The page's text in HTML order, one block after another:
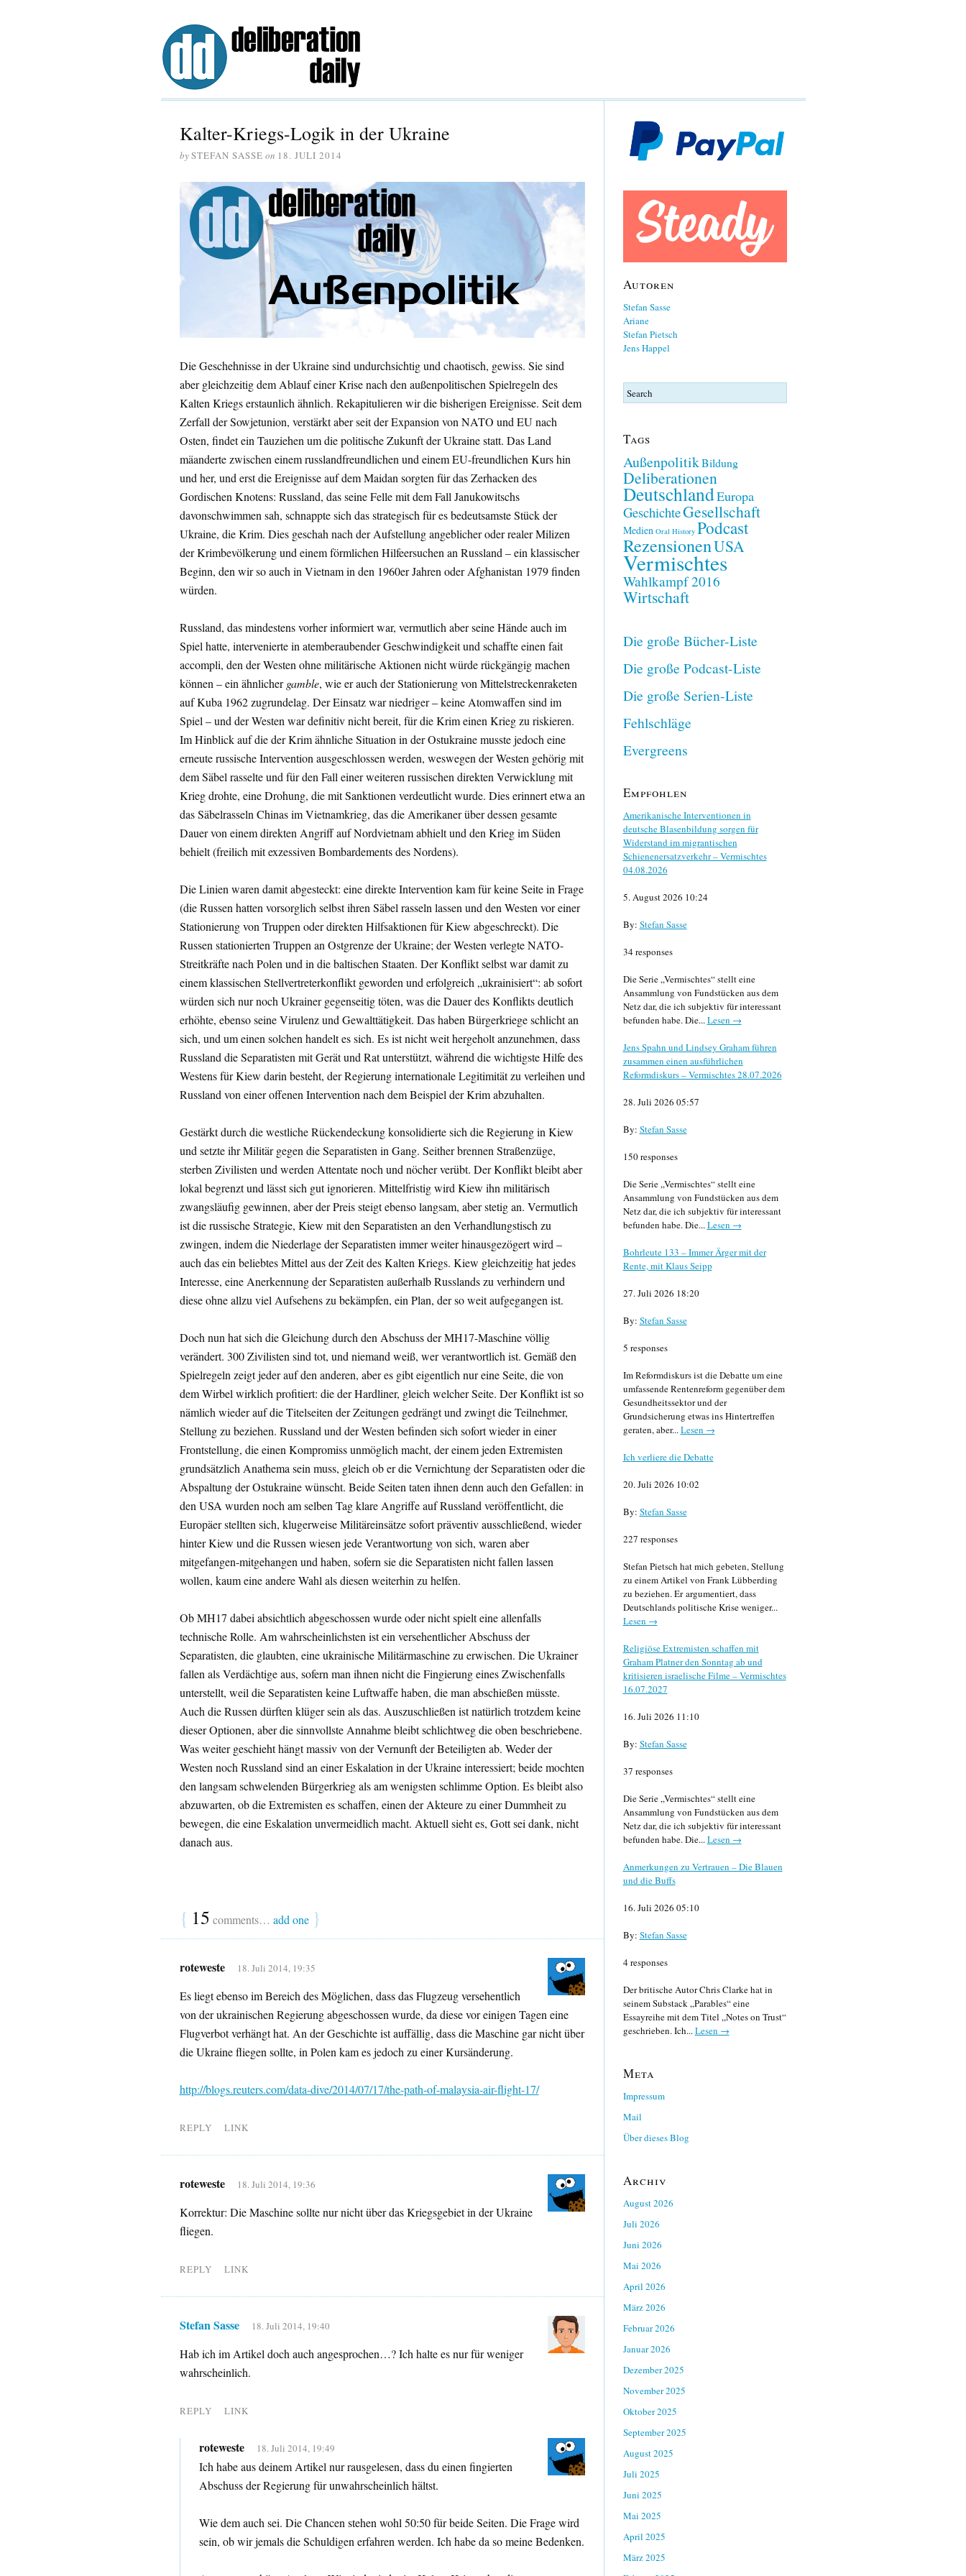
Kalter-Kriegs-Logik in der Ukraine
bySTEFAN SASSE on 18. JULI 2014
Die Geschehnisse in der Ukraine sind undurchsichtig und chaotisch, gewiss. Sie sind
aber gleichzeitig dem Ablauf einer Krise nach den außenpolitischen Spielregeln des
Kalten Kriegs erstaunlich ähnlich. Rekapitulieren wir die bisherigen Ereignisse. Seit dem
Zerfall der Sowjetunion, verstärkt aber seit der Expansion von NATO und EU nach
Osten, findet ein Tauziehen um die politische Zukunft der Ukraine statt. Das Land
mäanderte zwischen einem russlandfreundlichen und einem EU-freundlichen Kurs hin
und her, und erst die Ereignisse auf dem Maidan sorgten für das Zerhacken des
Gordischen Knotens: Russland, das seine Felle mit dem Fall Janukowitschs
davonschwimmen sah, schnappte sich das strategisch für es bedeutsamste Stück der
Ukraine, die Krim. Dies geschah nach der Aufstellung angeblicher oder realer Milizen
der Krimbevölkerung und einem förmlichen Hilfeersuchen an Russland – ein klassischer
Beginn, den wir so auch in Vietnam in den 1960er Jahren oder Afghanistan 1979 finden
würden.
Russland, das mindestens vorher informiert war, vermutlich aber seine Hände auch im
Spiel hatte, intervenierte in atemberaubender Geschwindigkeit und schaffte einen fait
accompli, den der Westen ohne militärische Aktionen nicht würde rückgängig machen
können – ein ähnlichergamble, wie er auch der Stationierung von Mittelstreckenraketen
auf Kuba 1962 zugrundelag. Der Einsatz war niedriger – keine Atomwaffen sind im
Spiel – und der Westen war definitiv nicht bereit, für die Krim einen Krieg zu riskieren.
Im Hinblick auf die der Krim ähnliche Situation in der Ostukraine musste jedoch eine
erneute russische Intervention ausgeschlossen werden, weswegen der Westen gehörig mit
dem Säbel rasselte und für den Fall einer weiteren russischen direkten Verwicklung mit
Krieg drohte, eine Drohung, die mit Sanktionen verdeutlicht wurde. Dies erinnert etwa an
das Säbelrasseln Chinas im Vietnamkrieg, das die Amerikaner über dessen gesamte
Dauer von einem direkten Angriff auf Nordvietnam abhielt und den Krieg im Süden
behielt (freilich mit exzessiven Bombardements des Nordens).
Die Linien waren damit abgesteckt: eine direkte Intervention kam für keine Seite in Frage
(die Russen hatten vorsorglich selbst ihren Säbel rasseln lassen und den Westen vor einer
Stationierung von Truppen oder direkten Hilfsaktionen für Kiew abgeschreckt). Die
Russen stationierten Truppen an Ostgrenze der Ukraine; der Westen verlegte NATO-
Streitkräfte nach Polen und in die baltischen Staaten. Der Konflikt selbst war damit zu
einem klassischen Stellvertreterkonflikt geworden und erfolgreich „ukrainisiert“: ab sofort
würden sich nur noch Ukrainer gegenseitig töten, was die Dauer des Konflikts deutlich
erhöhte, ebenso seine Virulenz und Gewalttätigkeit. Das haben Bürgerkriege schlicht an
sich, und um einen solchen handelt es sich. Es ist nicht weit hergeholt anzunehmen, dass
Russland die Separatisten mit Gerät und Rat unterstützt, während die wichtigste Hilfe des
Westens für Kiew darin besteht, der Regierung internationale Legitimität zu verleihen und
Russland von einer offenen Intervention nach dem Beispiel der Krim abzuhalten.
Gestärkt durch die westliche Rückendeckung konsolidierte sich die Regierung in Kiew
und setzte ihr Militär gegen die Separatisten in Gang. Seither brennen Straßenzüge,
sterben Zivilisten und werden Attentate noch und nöcher verübt. Der Konflikt bleibt aber
lokal begrenzt und lässt sich gut ignorieren. Mittelfristig wird Kiew ihn militärisch
zwangsläufig gewinnen, aber der Preis steigt ebenso langsam, aber stetig an. Vermutlich
ist die russische Strategie, Kiew mit den Separatisten an den Verhandlungstisch zu
zwingen, indem die Niederlage der Separatisten immer weiter hinausgezögert wird –
auch das ein beliebtes Mittel aus der Zeit des Kalten Kriegs. Kiew gleichzeitig hat jedes
Interesse, eine Anerkennung der Separatisten außerhalb Russlands zu verhindern und
diese ohne allzu viel Aufsehens zu bekämpfen, ein Plan, der so weit aufgegangen ist.
Doch nun hat sich die Gleichung durch den Abschuss der MH17-Maschine völlig
verändert. 300 Zivilisten sind tot, und niemand weiß, wer verantwortlich ist. Gemäß den
Spielregeln zeigt jeder auf den anderen, aber es gibt eigentlich nur eine Seite, die von
dem Wirbel wirklich profitiert: die der Hardliner, gleich welcher Seite. Der Konflikt ist so
nämlich wieder auf die Titelseiten der Zeitungen gedrängt und zwingt die Teilnehmer,
Stellung zu beziehen. Russland und der Westen befinden sich sofort wieder in einer
Frontstellung, die einen Kompromiss unmöglich macht, der einem jeden Extremisten
grundsätzlich Anathema sein muss, gleich ob er die Vernichtung der Separatisten oder die
Abspaltung der Ostukraine wünscht. Beide Seiten taten ihnen denn auch den Gefallen: in
den USA wurden noch am selben Tag klare Angriffe auf Russland veröffentlicht, die
Europäer stellten sich, klugerweise Militäreinsätze sofort präventiv ausschließend, wieder
hinter Kiew und die Russen wiesen jede Verantwortung von sich, waren aber
mitgefangen-mitgehangen und haben, sofern sie die Separatisten nicht fallen lassen
wollen, kaum eine andere Wahl als diesen weiterhin zu helfen.
Ob MH17 dabei absichtlich abgeschossen wurde oder nicht spielt eine allenfalls
technische Rolle. Am wahrscheinlichsten ist ein versehentlicher Abschuss der
Separatisten, die glaubten, eine ukrainische Militärmaschine zu erwischen. Die Ukrainer
fallen als Verdächtige aus, sofern man ihnen nicht die Fingierung eines Zwischenfalls
unterstellt, weil die Separatisten keine Luftwaffe haben, die man abschießen müsste.
Auch die Russen dürften klüger sein als das. Auszuschließen ist natürlich trotzdem keine
dieser Optionen, aber die sinnvollste Annahme bleibt schlichtweg die oben beschriebene.
Was weiter geschieht hängt massiv von der Vernunft der Beteiligten ab. Weder der
Westen noch Russland sind an einer Eskalation in der Ukraine interessiert; beide mochten
den langsam schwelenden Bürgerkrieg als am wenigsten schlimme Option. Es bleibt also
abzuwarten, ob die Extremisten es schaffen, einen der Akteure zu einer Dummheit zu
bewegen, die eine Eskalation unvermeidlich macht. Aktuell sieht es, Gott sei dank, nicht
danach aus.
{ 15 comments… add one }
roteweste 18. Juli 2014, 19:35
Es liegt ebenso im Bereich des Möglichen, dass das Flugzeug versehentlich
von der ukrainischen Regierung abgeschossen wurde, da diese vor einigen Tagen eine
Flugverbot verhängt hat. An der Geschichte ist auffällig, dass die Maschine gar nicht über
die Ukraine fliegen sollte, in Polen kam es jedoch zu einer Kursänderung.
http://blogs.reuters.com/data-dive/2014/07/17/the-path-of-malaysia-air-flight-17/
REPLY LINK
roteweste 18. Juli 2014, 19:36
Korrektur: Die Maschine sollte nur nicht über das Kriegsgebiet in der Ukraine
fliegen.
REPLY LINK
Stefan Sasse 18. Juli 2014, 19:40
Hab ich im Artikel doch auch angesprochen…? Ich halte es nur für weniger
wahrscheinlich.
REPLY LINK
roteweste 18. Juli 2014, 19:49
Ich habe aus deinem Artikel nur rausgelesen, dass du einen fingierten
Abschuss der Regierung für unwahrscheinlich hältst.
Wie dem auch sei. Die Chancen stehen wohl 50:50 für beide Seiten. Die Frage wird
sein, ob wir jemals die Schuldigen erfahren werden. Ich habe da so meine Bedenken.
Autoren
Stefan Sasse
Ariane
Stefan Pietsch
Jens Happel
Tags
AußenpolitikBildung
Deliberationen
DeutschlandEuropa
GeschichteGesellschaft
Medien Oral History Podcast
RezensionenUSA
Vermischtes
Wahlkampf 2016
Wirtschaft
Die große Bücher-Liste
Die große Podcast-Liste
Die große Serien-Liste
Fehlschläge
Evergreens
Empfohlen
Amerikanische Interventionen in
deutsche Blasenbildung sorgen für
Widerstand im migrantischen
Schienenersatzverkehr – Vermischtes
04.08.2026
5. August 2026 10:24
By: Stefan Sasse
34 responses
Die Serie „Vermischtes“ stellt eine
Ansammlung von Fundstücken aus dem
Netz dar, die ich subjektiv für interessant
befunden habe. Die...Lesen →
Jens Spahn und Lindsey Graham führen
zusammen einen ausführlichen
Reformdiskurs – Vermischtes 28.07.2026
28. Juli 2026 05:57
By: Stefan Sasse
150 responses
Die Serie „Vermischtes“ stellt eine
Ansammlung von Fundstücken aus dem
Netz dar, die ich subjektiv für interessant
befunden habe. Die...Lesen →
Bohrleute 133 – Immer Ärger mit der
Rente, mit Klaus Seipp
27. Juli 2026 18:20
By: Stefan Sasse
5 responses
Im Reformdiskurs ist die Debatte um eine
umfassende Rentenreform gegenüber dem
Gesundheitssektor und der
Grundsicherung etwas ins Hintertreffen
geraten, aber...Lesen →
Ich verliere die Debatte
20. Juli 2026 10:02
By: Stefan Sasse
227 responses
Stefan Pietsch hat mich gebeten, Stellung
zu einem Artikel von Frank Lübberding
zu beziehen. Er argumentiert, dass
Deutschlands politische Krise weniger...
Lesen →
Religiöse Extremisten schaffen mit
Graham Platner den Sonntag ab und
kritisieren israelische Filme – Vermischtes
16.07.2027
16. Juli 2026 11:10
By: Stefan Sasse
37 responses
Die Serie „Vermischtes“ stellt eine
Ansammlung von Fundstücken aus dem
Netz dar, die ich subjektiv für interessant
befunden habe. Die...Lesen →
Anmerkungen zu Vertrauen – Die Blauen
und die Buffs
16. Juli 2026 05:10
By: Stefan Sasse
4 responses
Der britische Autor Chris Clarke hat in
seinem Substack „Parables“ eine
Essayreihe mit dem Titel „Notes on Trust“
geschrieben. Ich...Lesen →
Meta
Impressum
Mail
Über dieses Blog
Archiv
August 2026
Juli 2026
Juni 2026
Mai 2026
April 2026
März 2026
Februar 2026
Januar 2026
Dezember 2025
November 2025
Oktober 2025
September 2025
August 2025
Juli 2025
Juni 2025
Mai 2025
April 2025
März 2025